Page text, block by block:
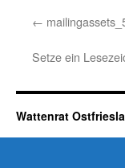
Setze ein
Wattenrat